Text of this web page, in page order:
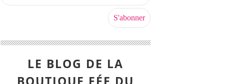
LE BLOG DE LA